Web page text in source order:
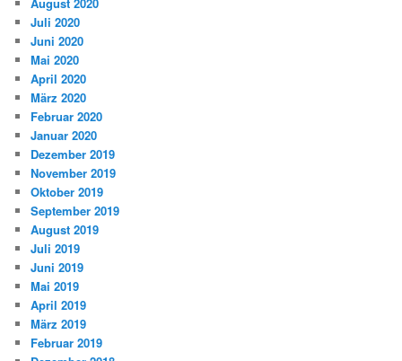
Juli 2020
Juni 2020
Mai 2020
April 2020
März 2020
Februar 2020
Januar 2020
Dezember 2019
November 2019
Oktober 2019
September 2019
August 2019
Juli 2019
Juni 2019
Mai 2019
April 2019
März 2019
Februar 2019